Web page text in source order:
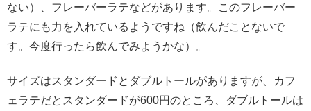
ない）、フレーバーラテなどがあります。このフレーバー
ラテにも力を入れているようですね（飲んだことないで
す。今度行ったら飲んでみようかな）。
サイズはスタンダードとダブルトールがありますが、カフ
ェラテだとスタンダードが600円のところ、ダブルトールは